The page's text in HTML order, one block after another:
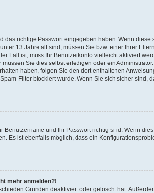
das richtige Passwort eingegeben haben. Wenn
13 Jahre alt sind, müssen Sie bzw. einer Ihrer
Fall ist, muss Ihr Benutzerkonto vielleicht aktiviert
Sie dies selbst erledigen oder ein
haben, folgen Sie den dort enthaltenen
Filter blockiert wurde. Wenn Sie sich sicher sind,
Benutzername und Ihr Passwort richtig sind. Wenn
Es ist ebenfalls möglich, dass ein
mehr anmelden?!
Gründen deaktiviert oder gelöscht hat.